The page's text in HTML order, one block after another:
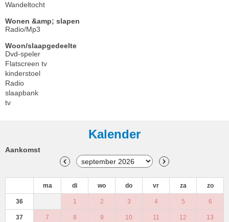
Wandeltocht
Wonen &amp; slapen
Radio/Mp3
Woon/slaapgedeelte
Dvd-speler
Flatscreen tv
kinderstoel
Radio
slaapbank
tv
Kalender
Aankomst
ma di wo do vr za zo
36 1 2 3 4 5 6
37 7 8 9 10 11 12 13